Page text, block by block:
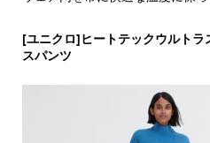
[ユニクロ]ヒートテックウルト
スパンツ